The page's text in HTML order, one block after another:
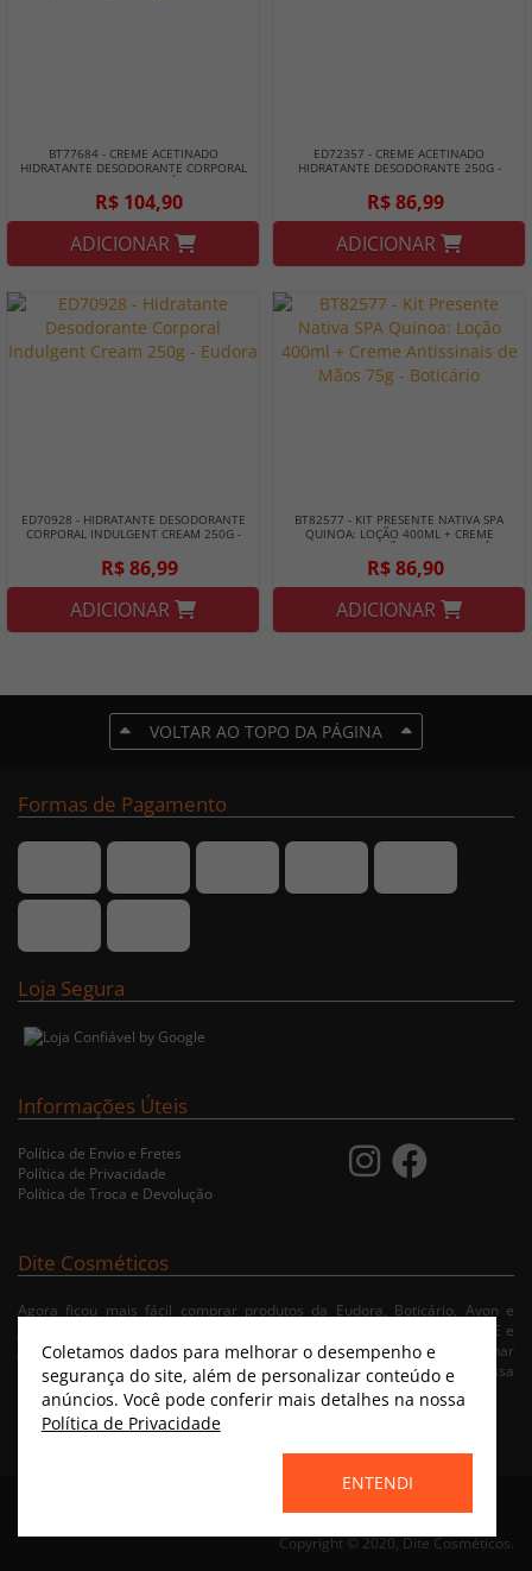
BT77684 - CREME ACETINADO
HIDRATANTE DESODORANTE CORPORAL
LILY 250G - BOTICÁRIO
R$ 104,90
ADICIONAR
ED72357 - CREME ACETINADO
HIDRATANTE DESODORANTE 250G -
R$ 86,99
ADICIONAR
ED70928 - HIDRATANTE DESODORANTE
CORPORAL INDULGENT CREAM 250G -
R$ 86,99
ADICIONAR
BT82577 - KIT PRESENTE NATIVA SPA
QUINOA: LOÇÃO 400ML + CREME
ANTISSINAIS DE MÃOS 75G - BOTICÁRIO
R$ 86,90
ADICIONAR
VOLTAR AO TOPO DA PÁGINA
Formas de Pagamento
Loja Segura
Informações Úteis
Política de Envio e Fretes
Política de Privacidade
Política de Troca e Devolução
Dite Cosméticos
Agora ficou mais fácil comprar produtos da Eudora, Boticário, Avon e
Jequiti nas cidades de Recife/PE, Olinda/PE, Paulista/PE, Abreu e Lima/PE e
Jaboatão/PE. A nossa loja virtual possibilita ao usuário navegar, selecionar
e fazer pedido de Delivery no conforto da sua residência. Consulte nossa
condições de entrega.
Copyright © 2020, Dite Cosméticos.
Coletamos dados para melhorar o desempenho e
segurança do site, além de personalizar conteúdo e
anúncios. Você pode conferir mais detalhes na nossa
Política de Privacidade
ENTENDI